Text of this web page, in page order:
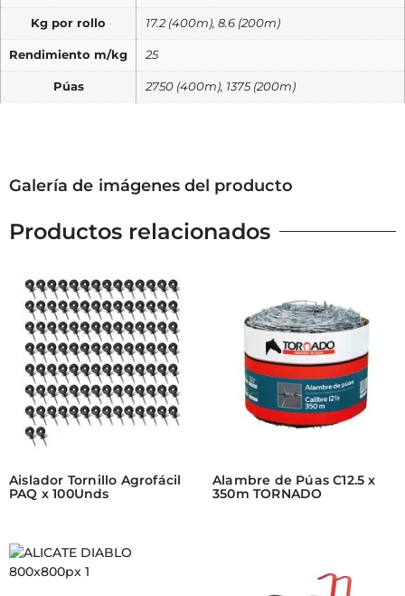
Kg por rollo 17.2 (400m), 8.6 (200m)
Rendimiento m/kg 25
Púas 2750 (400m), 1375 (200m)
Galería de imágenes del producto
Productos relacionados
Aislador Tornillo Agrofácil
PAQ x 100Unds
Alambre de Púas C12.5 x
350m TORNADO